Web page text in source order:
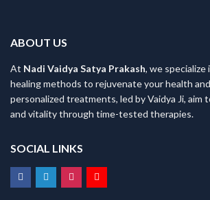
ABOUT US
At Nadi Vaidya Satya Prakash, we
healing methods to rejuvenate your health
personalized treatments, led by Vaidya Ji, aim
and vitality through time-tested therapies.
SOCIAL LINKS